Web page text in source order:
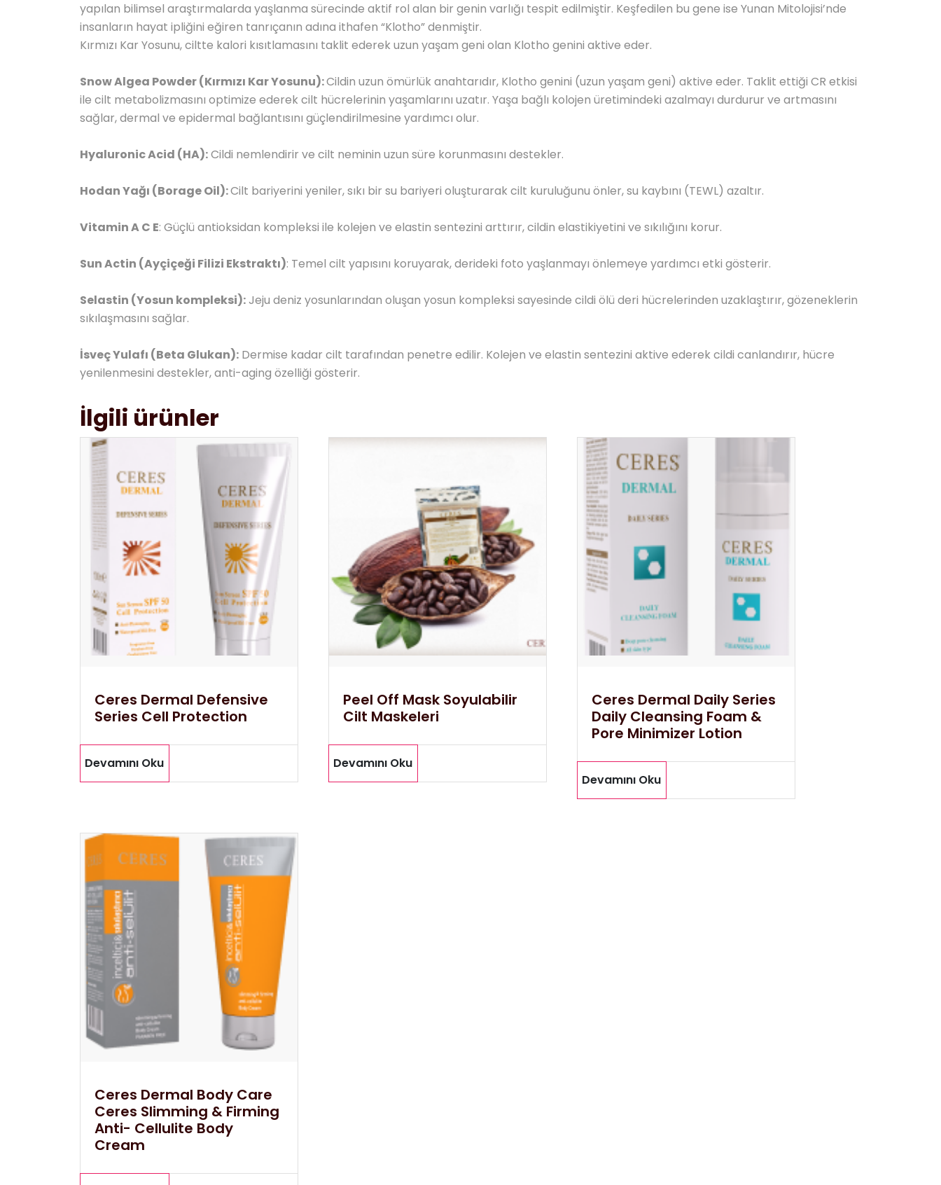
yapılan bilimsel araştırmalarda yaşlanma sürecinde aktif rol alan bir genin varlığı tespit edilmiştir. Keşfedilen bu gene ise Yunan Mitolojisi’nde
insanların hayat ipliğini eğiren tanrıçanın adına ithafen “Klotho” denmiştir.
Kırmızı Kar Yosunu, ciltte kalori kısıtlamasını taklit ederek uzun yaşam geni olan Klotho genini aktive eder.
Snow Algea Powder (Kırmızı Kar Yosunu):Cildin uzun ömürlük anahtarıdır, Klotho genini (uzun yaşam geni) aktive eder. Taklit ettiği CR etkisi
ile cilt metabolizmasını optimize ederek cilt hücrelerinin yaşamlarını uzatır. Yaşa bağlı kolojen üretimindeki azalmayı durdurur ve artmasını
sağlar, dermal ve epidermal bağlantısını güçlendirilmesine yardımcı olur.
Hyaluronic Acid (HA):Cildi nemlendirir ve cilt neminin uzun süre korunmasını destekler.
Hodan Yağı (Borage Oil):Cilt bariyerini yeniler, sıkı bir su bariyeri oluşturarak cilt kuruluğunu önler, su kaybını (TEWL) azaltır.
Vitamin A C E: Güçlü antioksidan kompleksi ile kolejen ve elastin sentezini arttırır, cildin elastikiyetini ve sıkılığını korur.
Sun Actin (Ayçiçeği Filizi Ekstraktı): Temel cilt yapısını koruyarak, derideki foto yaşlanmayı önlemeye yardımcı etki gösterir.
Selastin (Yosun kompleksi):Jeju deniz yosunlarından oluşan yosun kompleksi sayesinde cildi ölü deri hücrelerinden uzaklaştırır, gözeneklerin
sıkılaşmasını sağlar.
İsveç Yulafı (Beta Glukan): Dermise kadar cilt tarafından penetre edilir. Kolejen ve elastin sentezini aktive ederek cildi canlandırır, hücre
yenilenmesini destekler, anti-aging özelliği gösterir.
İlgili ürünler
Ceres Dermal Defensive
Series Cell Protection
Devamını Oku
Peel Off Mask Soyulabilir
Cilt Maskeleri
Devamını Oku
Ceres Dermal Daily Series
Daily Cleansing Foam &
Pore Minimizer Lotion
Devamını Oku
Ceres Dermal Body Care
Ceres Slimming & Firming
Anti- Cellulite Body
Cream